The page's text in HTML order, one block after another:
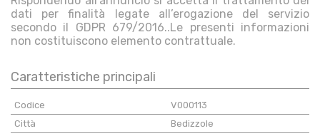
dati per finalità legate all’erogazione del servizio
secondo il GDPR 679/2016..Le presenti informazioni
non costituiscono elemento contrattuale.
Caratteristiche principali
Codice
V000113
Città
Bedizzole